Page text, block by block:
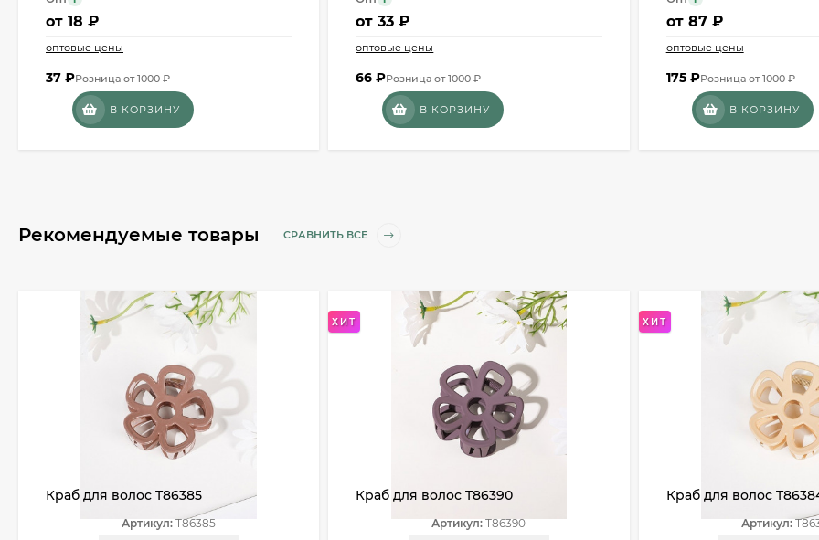
от 18 ₽
оптовые цены
37 ₽Розница от 1000 ₽
В КОРЗИНУ
от33 ₽
оптовые цены
66₽Розница от 1000 ₽
В КОРЗИНУ
от 87 ₽
оптовые цены
175 ₽Розница от 1000 ₽
В КОРЗИНУ
Рекомендуемые товары СРАВНИТЬ ВСЕ
Краб для волос T86385
Артикул: T86385
ХИТ
Краб для волос T86390
Артикул:T86390
ХИТ
Краб для волос
Артикул: